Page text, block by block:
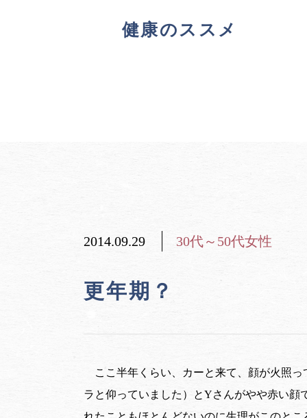
健康のススメ
2014.09.29 30代～50代女性
更年期？
ここ半年くらい、カーと来て、顔が火照
ラと仰っていました）とYさんがやや赤い